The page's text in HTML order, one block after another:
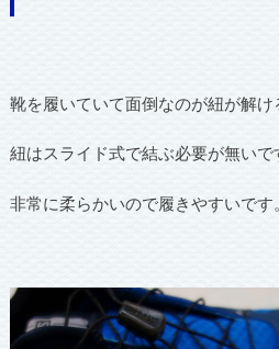
靴を履いていて面倒なのが紐が解
紐はスライド式で結ぶ必要が無いで
非常に柔らかいので履きやすいです。